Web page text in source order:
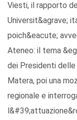
Viesti, il rapporto
Universit&agrave;
poich&eacute;
Ateneo: il tema
dei Presidenti
Matera, poi una
regionale e